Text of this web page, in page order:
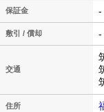
保証金 -
敷引 / 償却 -
交通
住所